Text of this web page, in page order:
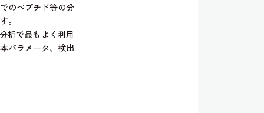
のペプチド等の分
。
析で最もよく利用
パラメータ、検出